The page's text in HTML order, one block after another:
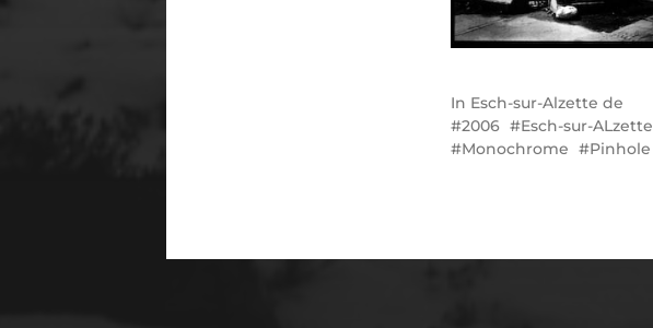
In Esch-sur-Alzette de
2006
Esch-sur-ALzette
Monochrome
Pinhole